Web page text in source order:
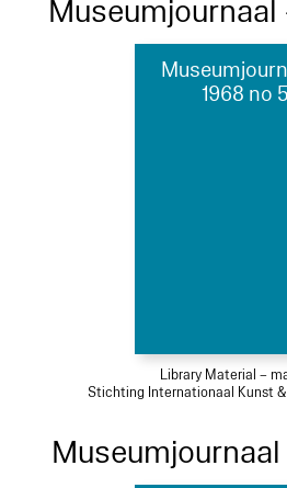
Museumjournaal
1968 no 5
Library Material –
Stichting Internationaal Kunst
Museumjournaal